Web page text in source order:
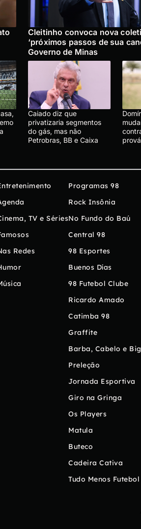
Cleitinho convoca nova
‘próximos passos de sua
Governo de Minas
Caiado diz que
privatizaria segmentos
do gás, mas não
Petrobras, BB e Caixa
TV e Séries
Redes
Programas 98
Rock Insônia
No Fundo do Baú
Central 98
98 Esportes
Buenos Días
98 Futebol Clube
Ricardo Amado
Catimba 98
Graffite
Barba, Cabelo e
Preleção
Jornada Esportiva
Giro na Gringa
Os Players
Matula
Buteco
Cadeira Cativa
Tudo Menos Futebol